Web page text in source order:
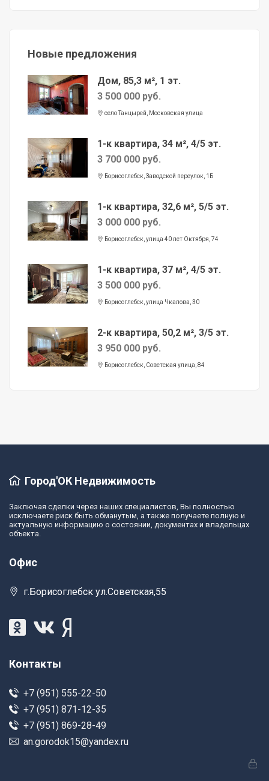
Новые предложения
Дом, 85,3 м², 1 эт.
3 500 000 руб.
село Танцырей, Московская улица
1-к квартира, 34 м², 4/5 эт.
3 700 000 руб.
Борисоглебск, Заводской переулок, 1Б
1-к квартира, 32,6 м², 5/5 эт.
3 000 000 руб.
Борисоглебск, улица 40 лет Октября, 74
1-к квартира, 37 м², 4/5 эт.
3 500 000 руб.
Борисоглебск, улица Чкалова, 30
2-к квартира, 50,2 м², 3/5 эт.
3 950 000 руб.
Борисоглебск, Советская улица, 84
Город'ОК Недвижимость
Заключая сделки через наших специалистов, Вы полностью
исключаете риск быть обманутым, а также получаете полную и
актуальную информацию о состоянии, документах и владельцах
объекта.
Офис
г.Борисоглебск ул.Советская,55
Контакты
+7 (951) 555-22-50
+7 (951) 871-12-35
+7 (951) 869-28-49
an.gorodok15@yandex.ru